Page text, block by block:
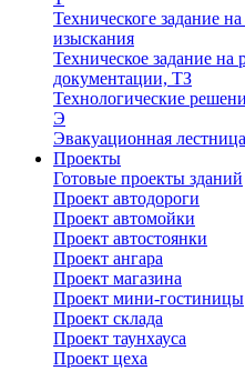
Техническоге задание
изыскания
Техническое задание на
документации, ТЗ
Технологические
Э
Эвакуационная лестница
Проекты
Готовые проекты зданий
Проект автодороги
Проект автомойки
Проект автостоянки
Проект ангара
Проект магазина
Проект мини-гостиницы
Проект склада
Проект таунхауса
Проект цеха